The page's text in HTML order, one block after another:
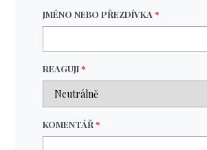
JMÉNO NEBO PŘEZDÍVKA*
REAGUJI*
KOMENTÁŘ*